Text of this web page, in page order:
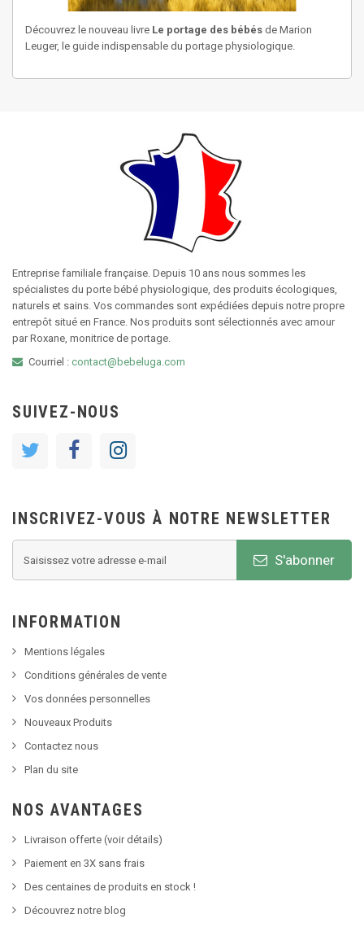
Découvrez le nouveau livre Le portage des bébés de Marion
Leuger, le guide indispensable du portage physiologique.
Entreprise familiale française. Depuis 10 ans nous sommes les
spécialistes du porte bébé physiologique, des produits écologiques,
naturels et sains. Vos commandes sont expédiées depuis notre propre
entrepôt situé en France. Nos produits sont sélectionnés avec amour
par Roxane, monitrice de portage.
Courriel : contact@bebeluga.com
SUIVEZ-NOUS
INSCRIVEZ-VOUS À NOTRE NEWSLETTER
S'abonner
INFORMATION
Mentions légales
Conditions générales de vente
Vos données personnelles
Nouveaux Produits
Contactez nous
Plan du site
NOS AVANTAGES
Livraison offerte (voir détails)
Paiement en 3X sans frais
Des centaines de produits en stock !
Découvrez notre blog